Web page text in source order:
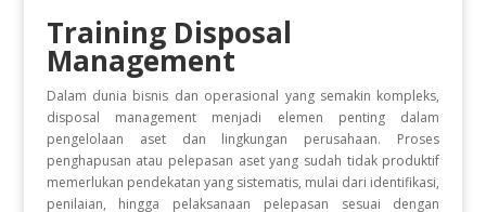
Training Disposal
Management
Dalam dunia bisnis dan operasional yang semakin kompleks,
disposal management menjadi elemen penting dalam
pengelolaan aset dan lingkungan perusahaan. Proses
penghapusan atau pelepasan aset yang sudah tidak produktif
memerlukan pendekatan yang sistematis, mulai dari identifikasi,
penilaian, hingga pelaksanaan pelepasan sesuai dengan